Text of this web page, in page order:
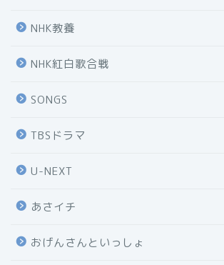
NHK教養
NHK紅白歌合戦
SONGS
TBSドラマ
U-NEXT
あさイチ
おげんさんといっしょ